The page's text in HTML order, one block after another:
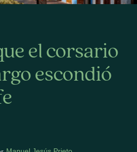
el corsario
escondió